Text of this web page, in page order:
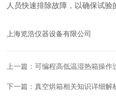
人员快速排除故障，以确保试验
上海览浩仪器设备有限公司
上一篇：可编程高低温湿热箱操作
下一篇：真空烘箱相关知识详细解